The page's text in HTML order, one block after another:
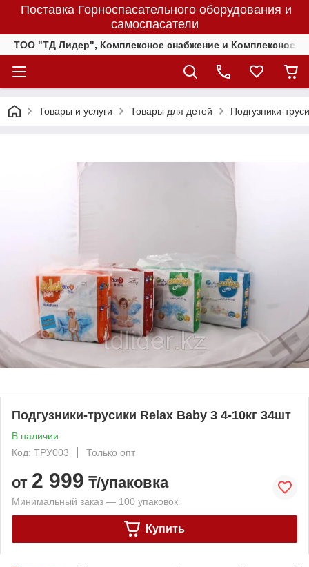
Поставка Горноспасательного оборудования и
самоспасатели
ТОО "ТД Лидер", Комплексное снабжение и Комплексное
Товары и услуги Товары для детей Подгузники-
Подгузники-трусики Relax Baby 3 4-10кг 34шт
В наличии
Код: ТРУ003
Только опт
от 2 999 ₸/упаковка
Минимальный заказ — 100 упаковок
Купить